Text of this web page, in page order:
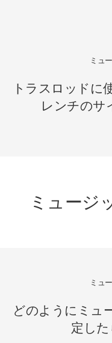
ミュ
トラスロッド
レンチのサ
ミュージ
ミュ
どのようにミュ
定し